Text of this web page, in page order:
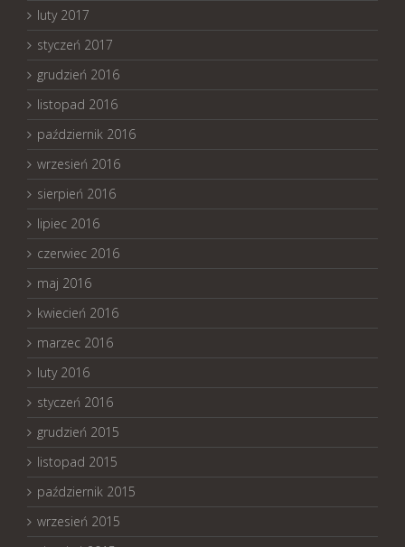
luty 2017
styczeń 2017
grudzień 2016
listopad 2016
październik 2016
wrzesień 2016
sierpień 2016
lipiec 2016
czerwiec 2016
maj 2016
kwiecień 2016
marzec 2016
luty 2016
styczeń 2016
grudzień 2015
listopad 2015
październik 2015
wrzesień 2015